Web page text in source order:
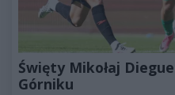
Święty Mikołaj
Górniku